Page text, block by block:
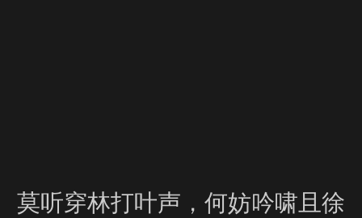
莫听穿林打叶声，何妨吟啸且徐